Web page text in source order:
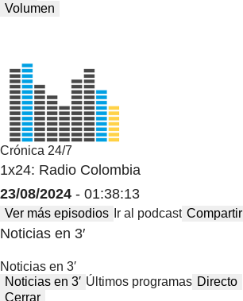
Volumen
Crónica 24/7
1x24: Radio Colombia
23/08/2024 - 01:38:13
Ver más episodios Ir al podcast Compartir
Noticias en 3′
Noticias en 3′
Noticias en 3′ Últimos programas Directo
Cerrar